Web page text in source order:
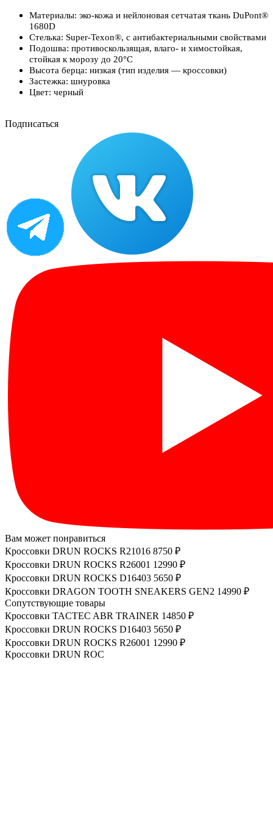
Материалы: эко-кожа и нейлоновая сетчатая ткань DuPont®
1680D
Стелька: Super-Texon®, с антибактериальными свойствами
Подошва: противоскользящая, влаго- и химостойкая,
стойкая к морозу до 20°С
Высота берца: низкая (тип изделия — кроссовки)
Застежка: шнуровка
Цвет: черный
Подписаться
Вам может понравиться
Кроссовки DRUN ROCKS R21016 8750 ₽
Кроссовки DRUN ROCKS R26001 12990 ₽
Кроссовки DRUN ROCKS D16403 5650 ₽
Кроссовки DRAGON TOOTH SNEAKERS GEN2 14990 ₽
Сопутствующие товары
Кроссовки TACTEC ABR TRAINER 14850 ₽
Кроссовки DRUN ROCKS D16403 5650 ₽
Кроссовки DRUN ROCKS R26001 12990 ₽
Кроссовки DRUN ROC